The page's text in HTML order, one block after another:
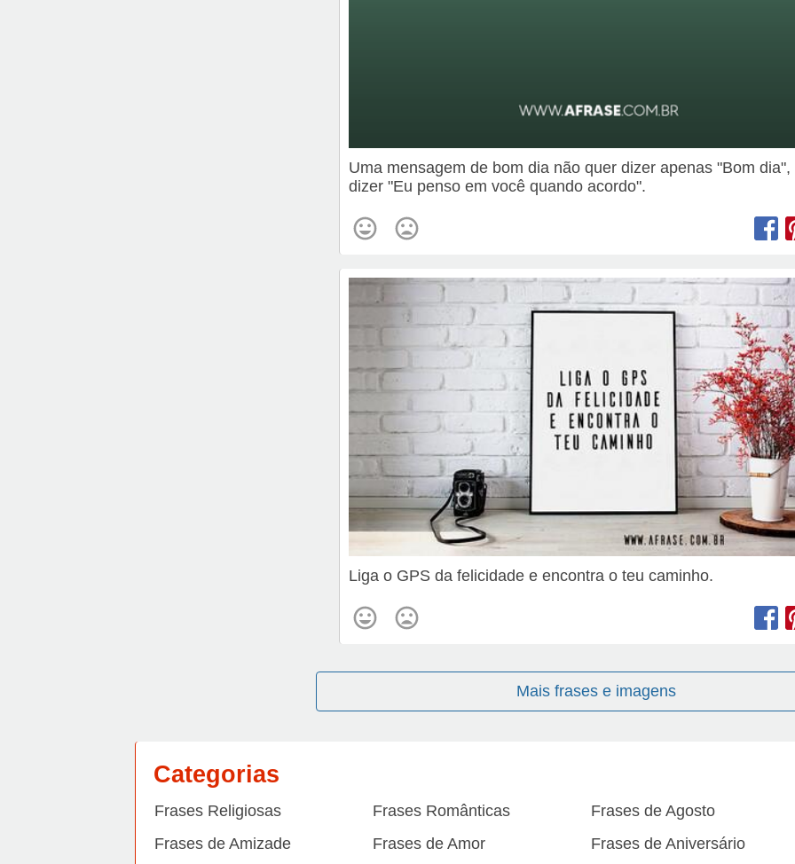
Uma mensagem de bom dia não quer dizer apenas "Bom dia",
dizer "Eu penso em você quando acordo".
Liga o GPS da felicidade e encontra o teu caminho.
Mais frases e imagens
Categorias
Frases Religiosas Frases Românticas
Frases de Agosto
Frases de Amizade
Frases de Amor Frases de Aniversário